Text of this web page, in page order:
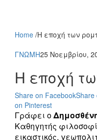
Home /Η εποχή των
ΓΝΩΜΗ25 Νοεμβρίου,
Η εποχή
Share on FacebookShare
on Pinterest
Γράφει ο
Καθηγητής
εικαστικός,